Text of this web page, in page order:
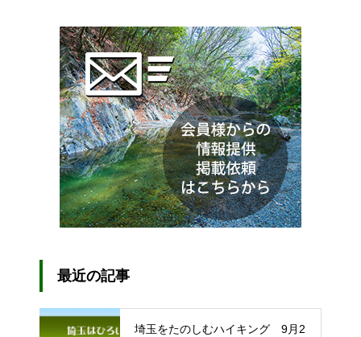
最近の記事
埼玉をたのしむハイキング 9月2